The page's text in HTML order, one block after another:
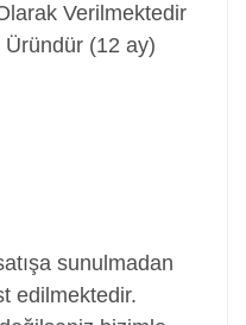
Verilmektedir
Üründür (12 ay)
sunulmadan
edilmektedir.